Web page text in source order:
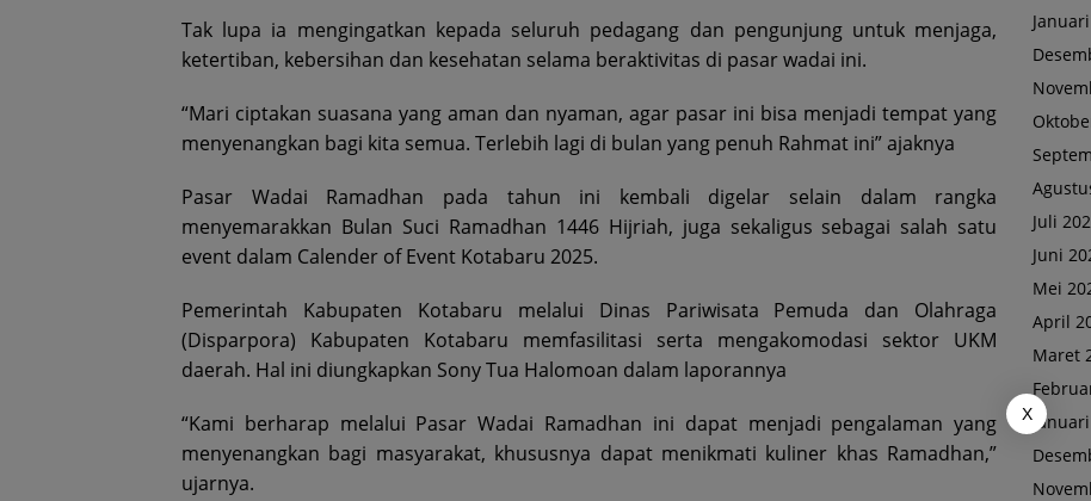
Tak lupa ia mengingatkan kepada seluruh pedagang dan pengunjung untuk menjaga,
ketertiban, kebersihan dan kesehatan selama beraktivitas di pasar wadai ini.
“Mari ciptakan suasana yang aman dan nyaman, agar pasar ini bisa menjadi tempat yang
menyenangkan bagi kita semua. Terlebih lagi di bulan yang penuh Rahmat ini” ajaknya
Pasar Wadai Ramadhan pada tahun ini kembali digelar selain dalam rangka
menyemarakkan Bulan Suci Ramadhan 1446 Hijriah, juga sekaligus sebagai salah satu
event dalam Calender of Event Kotabaru 2025.
Pemerintah Kabupaten Kotabaru melalui Dinas Pariwisata Pemuda dan Olahraga
(Disparpora) Kabupaten Kotabaru memfasilitasi serta mengakomodasi sektor UKM
daerah. Hal ini diungkapkan Sony Tua Halomoan dalam laporannya
“Kami berharap melalui Pasar Wadai Ramadhan ini dapat menjadi pengalaman yang
menyenangkan bagi masyarakat, khususnya dapat menikmati kuliner khas Ramadhan,”
ujarnya.
Juli
Juni
Mei
April
Maret
X